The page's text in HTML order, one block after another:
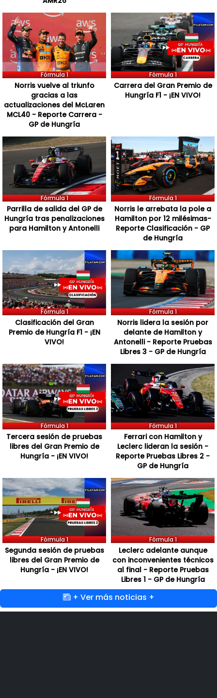
Fórmula 1
Norris vuelve al triunfo
gracias a las
actualizaciones del McLaren
MCL40 - Reporte Carrera -
GP de Hungría
Fórmula 1
Carrera del Gran Premio de
Hungría F1 - ¡EN VIVO!
Fórmula 1
Parrilla de salida del GP de
Hungría tras penalizaciones
para Hamilton y Antonelli
Fórmula 1
Norris le arrebata la pole a
Hamilton por 12 milésimas-
Reporte Clasificación - GP
de Hungría
Fórmula 1
Clasificación del Gran
Premio de Hungría F1 - ¡EN
VIVO!
Fórmula 1
Norris lidera la sesión por
delante de Hamilton y
Antonelli - Reporte Pruebas
Libres 3 - GP de Hungría
Fórmula 1
Tercera sesión de pruebas
libres del Gran Premio de
Hungría - ¡EN VIVO!
Fórmula 1
Ferrari con Hamilton y
Leclerc lideran la sesión -
Reporte Pruebas Libres 2 -
GP de Hungría
Fórmula 1
Segunda sesión de pruebas
libres del Gran Premio de
Hungría - ¡EN VIVO!
Fórmula 1
Leclerc adelante aunque
con inconvenientes técnicos
al final - Reporte Pruebas
Libres 1 - GP de Hungría
+ Ver más noticias +